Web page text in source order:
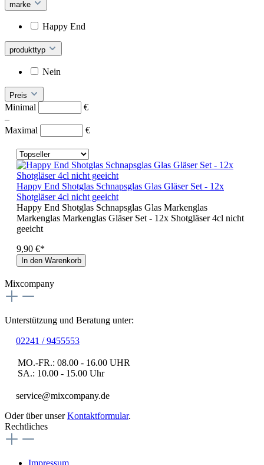
marke
Happy End
produkttyp
Nein
Preis
Minimal
€
–
Maximal
€
Happy End Shotglas Schnapsglas Glas Gläser Set - 12x
Shotgläser 4cl nicht geeicht
Happy End Shotglas Schnapsglas Glas Markenglas
Markenglas Markenglas Gläser Set - 12x Shotgläser 4cl nicht
geeicht
9,90 €*
In den Warenkorb
Mixcompany
Unterstützung und Beratung unter:
02241 / 9455553
MO.-FR.: 08.00 - 16.00 UHR
SA.: 10.00 - 15.00 Uhr
service@mixcompany.de
Oder über unserKontaktformular.
Rechtliches
Impressum